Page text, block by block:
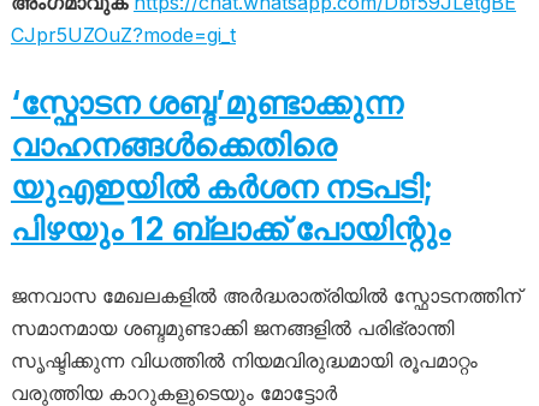
CJpr5UZOuZ?mode=gi_t
‘സ്ഫോടന ശബ്ദ’മുണ്ടാക്കുന്ന
വാഹനങ്ങൾക്കെതിരെ
യുഎഇയിൽ കർശന നടപടി;
പിഴയും 12 ബ്ലാക്ക് പോയിന്റും
ജനവാസ മേഖലകളിൽ അർദ്ധരാത്രിയിൽ സ്ഫോടനത്തിന്
സമാനമായ ശബ്ദമുണ്ടാക്കി ജനങ്ങളിൽ പരിഭ്രാന്തി
സൃഷ്ടിക്കുന്ന വിധത്തിൽ നിയമവിരുദ്ധമായി രൂപമാറ്റം
വരുത്തിയ കാറുകളുടെയും മോട്ടോർ